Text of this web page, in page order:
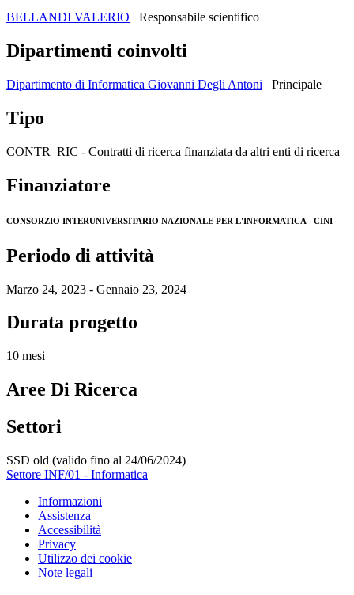
BELLANDI VALERIO Responsabile scientifico
Dipartimenti coinvolti
Dipartimento di Informatica Giovanni Degli Antoni Principale
Tipo
CONTR_RIC - Contratti di ricerca finanziata da altri enti di ricerca
Finanziatore
CONSORZIO INTERUNIVERSITARIO NAZIONALE PER L'INFORMATICA - CINI
Periodo di attività
Marzo 24, 2023 - Gennaio 23, 2024
Durata progetto
10 mesi
Aree Di Ricerca
Settori
SSD old (valido fino al 24/06/2024)
Settore INF/01 - Informatica
Informazioni
Assistenza
Accessibilità
Privacy
Utilizzo dei cookie
Note legali